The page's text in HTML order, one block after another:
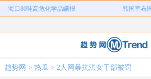
海口80吨高危化学品瞒报 韩国宣布
元
女子开一天一夜空调后二氧化碳中毒 国企拖欠
女子用漏洞0元买了3千台电器 直播自杀
趋势网 > 热瓜 > 2人网暴抗洪女干部被罚